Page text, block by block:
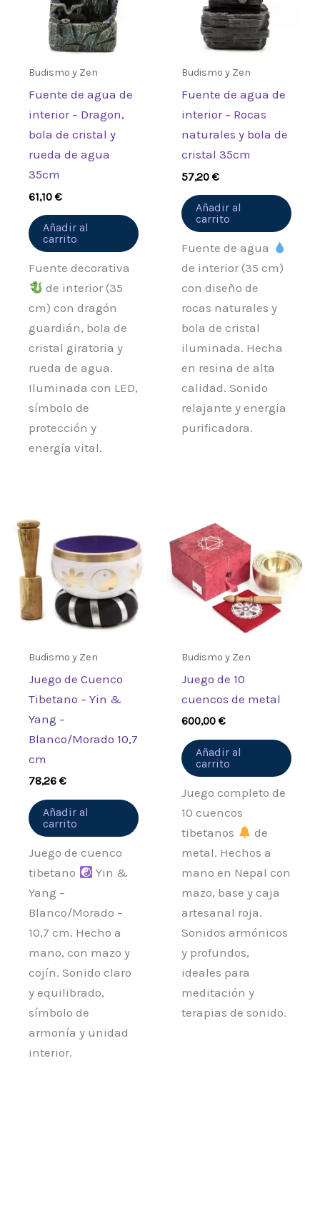
Budismo y Zen
Fuente de agua de
interior – Dragon,
bola de cristal y
rueda de agua
35cm
61,10€
Añadir al
carrito
Fuente decorativa
de interior (35
cm) con dragón
guardián, bola de
cristal giratoria y
rueda de agua.
Iluminada con LED,
símbolo de
protección y
energía vital.
Budismo y Zen
Fuente de agua de
interior – Rocas
naturales y bola de
cristal 35cm
57,20€
Añadir al
carrito
Fuente de agua
de interior (35 cm)
con diseño de
rocas naturales y
bola de cristal
iluminada. Hecha
en resina de alta
calidad. Sonido
relajante y energía
purificadora.
Budismo y Zen
Juego de Cuenco
Tibetano – Yin &
Yang –
Blanco/Morado 10,7
cm
78,26€
Añadir al
carrito
Juego de cuenco
tibetano
Yin &
Yang –
Blanco/Morado –
10,7 cm. Hecho a
mano, con mazo y
cojín. Sonido claro
y equilibrado,
símbolo de
armonía y unidad
interior.
Budismo y Zen
Juego de 10
cuencos de metal
600,00€
Añadir al
carrito
Juego completo de
10 cuencos
tibetanos
de
metal. Hechos a
mano en Nepal con
mazo, base y caja
artesanal roja.
Sonidos armónicos
y profundos,
ideales para
meditación y
terapias de sonido.